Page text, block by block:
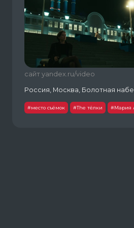
сайт yandex.ru/video
Россия, Москва, Болотная
#место съёмок #The тёлки #Мария